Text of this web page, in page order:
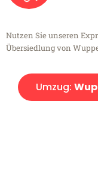
Nutzen Sie unseren
Übersiedlung von
Umzug: